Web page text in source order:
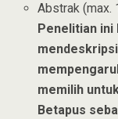
Abstrak (max.
Penelitian
memilih
Betapus